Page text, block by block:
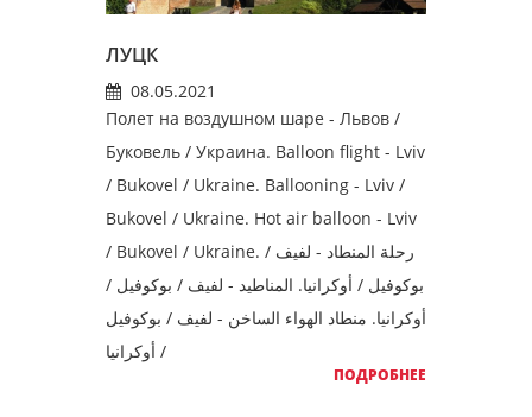
ЛУЦК
08.05.2021
Полет на воздушном шаре - Львов /
Буковель / Украина. Balloon flight - Lviv
/ Bukovel / Ukraine. Ballooning - Lviv /
Bukovel / Ukraine. Hot air balloon - Lviv
/ Bukovel / Ukraine. رحلة المنطاد - لفيف /
بوكوفيل / أوكرانيا. المناطيد - لفيف / بوكوفيل /
أوكرانيا. منطاد الهواء الساخن - لفيف / بوكوفيل
/ أوكرانيا
ПОДРОБНЕЕ